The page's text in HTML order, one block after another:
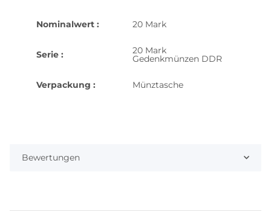
Nominalwert : 20 Mark
Serie : 20 Mark
Gedenkmünzen DDR
Verpackung : Münztasche
Bewertungen